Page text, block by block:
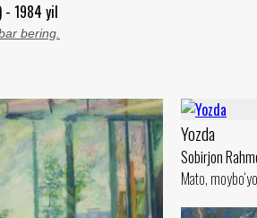
- 1984 yil
bering.
Yozda
Sobirjon
Mato,